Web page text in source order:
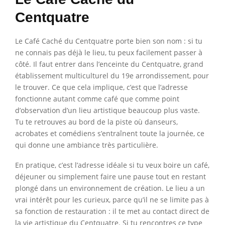
Centquatre
Le Café Caché du Centquatre porte bien son nom : si tu
ne connais pas déjà le lieu, tu peux facilement passer à
côté. Il faut entrer dans l’enceinte du Centquatre, grand
établissement multiculturel du 19e arrondissement, pour
le trouver. Ce que cela implique, c’est que l’adresse
fonctionne autant comme café que comme point
d’observation d’un lieu artistique beaucoup plus vaste.
Tu te retrouves au bord de la piste où danseurs,
acrobates et comédiens s’entraînent toute la journée, ce
qui donne une ambiance très particulière.
En pratique, c’est l’adresse idéale si tu veux boire un café,
déjeuner ou simplement faire une pause tout en restant
plongé dans un environnement de création. Le lieu a un
vrai intérêt pour les curieux, parce qu’il ne se limite pas à
sa fonction de restauration : il te met au contact direct de
la vie artistique du Centquatre. Si tu rencontres ce type